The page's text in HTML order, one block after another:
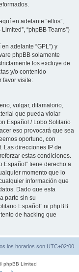
en adelante “ellos”,
“phpBB Teams”)
en adelante “GPL”) y
phpBB solamente
los excluye de
y/o contenido
favor visite:
vulgar, difamatorio,
que pueda violar
Español / Lobo Solitario
eso provocará que sea
oportuno, con
Las direcciones IP de
estas condiciones.
Español” tiene derecho a
momento que lo
información que
Dado que esta
parte sin su
Español” ni phpBB
de hacking que
los horarios son UTC+02:00
phpBB Limited